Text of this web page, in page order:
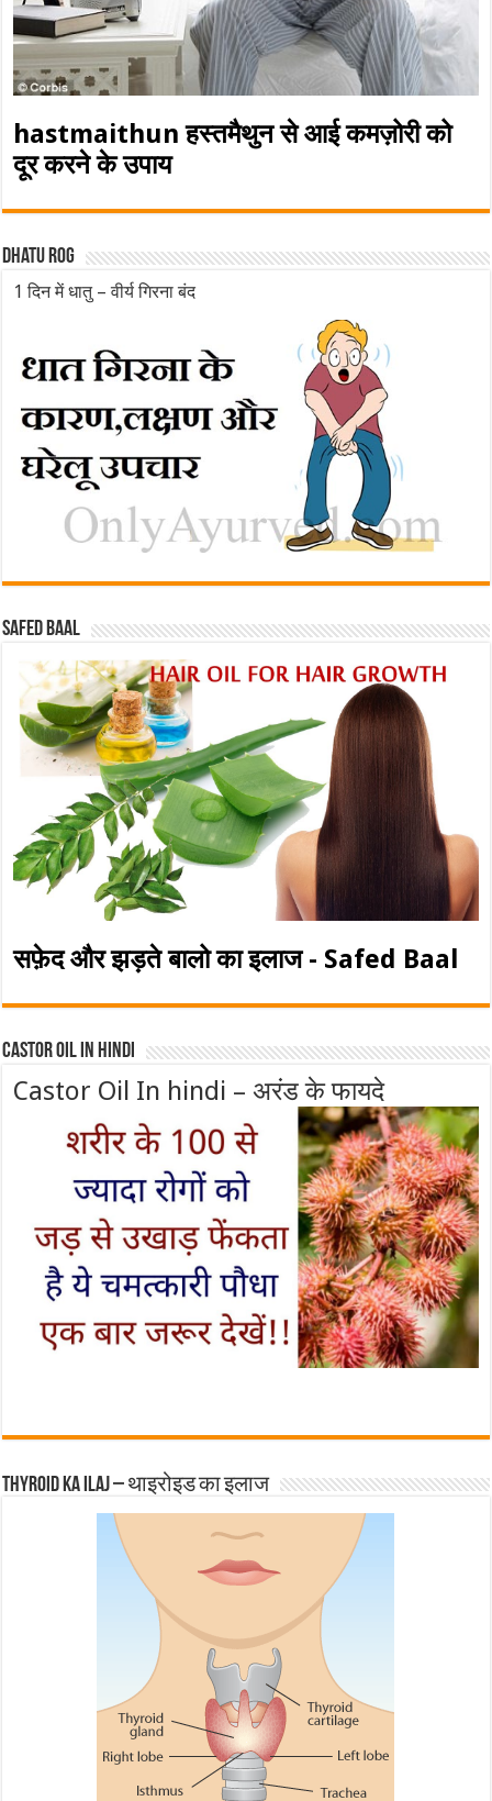
hastmaithun हस्तमैथुन से आई कमज़ोरी को
दूर करने के उपाय
Dhatu rog
1 दिन में धातु – वीर्य गिरना बंद
Safed baal
सफ़ेद और झड़ते बालो का इलाज - Safed Baal
Castor Oil In Hindi
Castor Oil In hindi – अरंड के फायदे
Thyroid ka ilaj – थाइरोइड का इलाज